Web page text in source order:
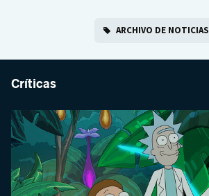
ARCHIVO DE NOTICIAS
Críticas